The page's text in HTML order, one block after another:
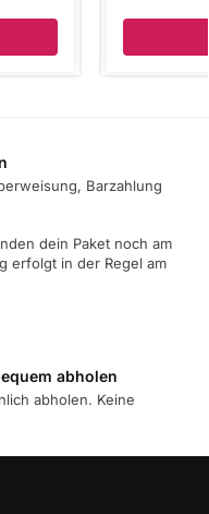
Barzahlung
dein Paket noch am
erfolgt in der Regel am
abholen
abholen. Keine